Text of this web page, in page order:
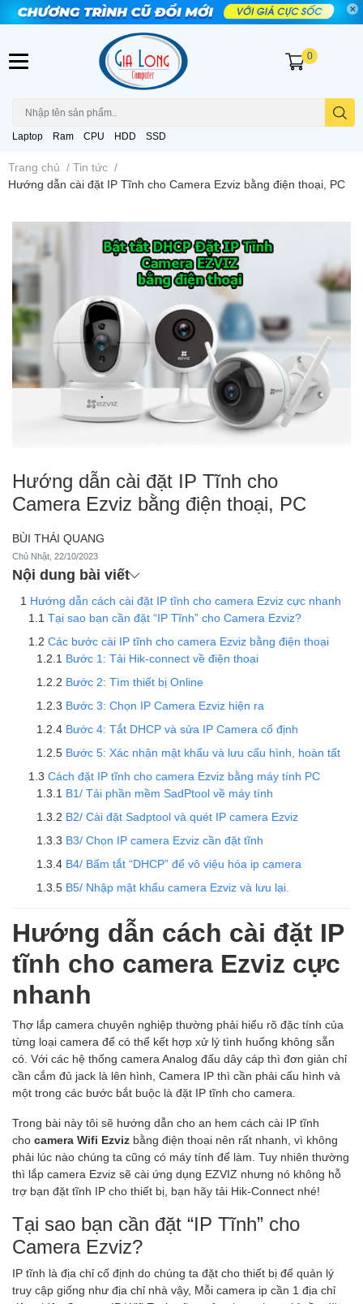
Laptop Ram CPU HDD SSD
0
Trang chủ / Tin tức /
Hướng dẫn cài đặt IP Tĩnh cho Camera Ezviz bằng điện thoại, PC
Hướng dẫn cài đặt IP Tĩnh cho
Camera Ezviz bằng điện thoại, PC
BÙI THÁI QUANG
Chủ Nhật, 22/10/2023
Nội dung bài viết
Hướng dẫn cách cài đặt IP tĩnh cho camera Ezviz cực nhanh
Tại sao bạn cần đặt “IP Tĩnh” cho Camera Ezviz?
Các bước cài IP tĩnh cho camera Ezviz bằng điện thoại
Bước 1: Tải Hik-connect về điện thoại
Bước 2: Tìm thiết bị Online
Bước 3: Chọn IP Camera Ezviz hiện ra
Bước 4: Tắt DHCP và sửa IP Camera cố định
Bước 5: Xác nhận mật khẩu và lưu cấu hình, hoàn tất
Cách đặt IP tĩnh cho camera Ezviz bằng máy tính PC
B1/ Tải phần mềm SadPtool về máy tính
B2/ Cài đặt Sadptool và quét IP camera Ezviz
B3/ Chọn IP camera Ezviz cần đặt tĩnh
B4/ Bấm tắt “DHCP” để vô việu hóa ip camera
B5/ Nhập mật khẩu camera Ezviz và lưu lại.
Hướng dẫn cách cài đặt IP
tĩnh cho camera Ezviz cực
nhanh
Thợ lắp camera chuyên nghiệp thường phải hiểu rõ đặc tính của
từng loại camera để có thể kết hợp xử lý tình huống không sẵn
có. Với các hệ thống camera Analog đấu dây cáp thì đơn giản chỉ
cần cắm đủ jack là lên hình, Camera IP thì cần phải cấu hình và
một trong các bước bắt buộc là đặt IP tĩnh cho camera.
Trong bài này tôi sẽ hướng dẫn cho an hem cách cài IP tĩnh
cho camera Wifi Ezviz bằng điện thoại nên rất nhanh, vì không
phải lúc nào chúng ta cũng có máy tính để làm. Tuy nhiên thường
thì lắp camera Ezviz sẽ cài ứng dụng EZVIZ nhưng nó không hỗ
trợ bạn đặt tĩnh IP cho thiết bị, bạn hãy tải Hik-Connect nhé!
Tại sao bạn cần đặt “IP Tĩnh” cho
Camera Ezviz?
IP tĩnh là địa chỉ cố định do chúng ta đặt cho thiết bị để quản lý
truy cập giống như địa chỉ nhà vậy, Mỗi camera ip cần 1 địa chỉ